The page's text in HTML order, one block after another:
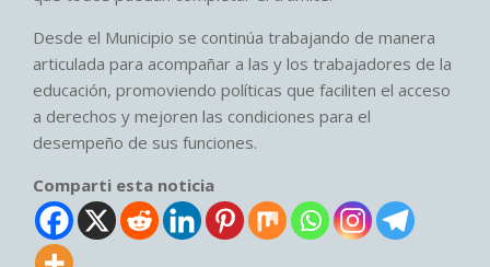
Desde el Municipio se continúa trabajando de manera
articulada para acompañar a las y los trabajadores de la
educación, promoviendo políticas que faciliten el acceso
a derechos y mejoren las condiciones para el
desempeño de sus funciones.
Comparti esta noticia